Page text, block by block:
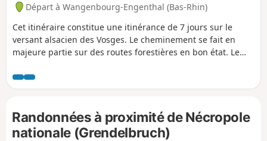
Départ à Wangenbourg-Engenthal (Bas-Rhin)
Cet itinéraire constitue une itinérance de 7 jours sur le
versant alsacien des Vosges. Le cheminement se fait en
majeure partie sur des routes forestières en bon état. Le
figurent un logo VTT Orange ou Rouge accompagné de la
mention TMV (Traversée du Massif Vosgien). Au cours de
l'exploitation de la forêt vosgienne, les châteaux, le vignoble
alsacien, les villages colorés...
Randonnées à proximité de Nécropole
nationale (Grendelbruch)